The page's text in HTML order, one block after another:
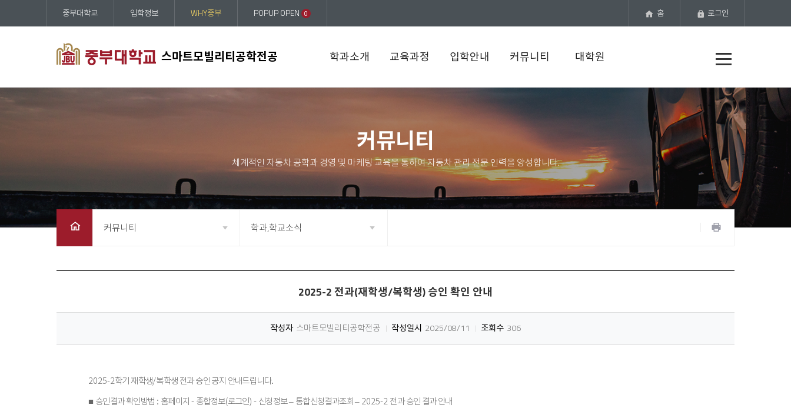
스마트모빌리티공학전공
뉴
중부대학교 입학정보 WHY중부 POPUP OPEN 0 홈 로그인
학과소개 교육과정 입학안내 커뮤니티 대학원
커뮤니티
커뮤니티 학과,학교소식
기
린
2025-2 전과(재학생/복학생) 승인 확인 안내
작성자 스마트모빌리티공학전공 작성일시 2025/08/11 조회수 306
2025-2학기 재학생/복학생 전과 승인 공지 안내드립니다.
■ 승인결과 확인방법 : 홈페이지 - 종합정보(로그인) - 신청정보– 통합신청결과조회– 2025-2 전과 승인 결과 안내